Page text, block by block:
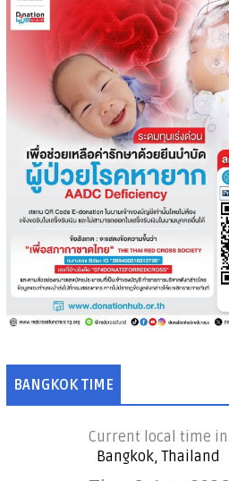
BANGKOK TIME
Current local time in
Bangkok, Thailand